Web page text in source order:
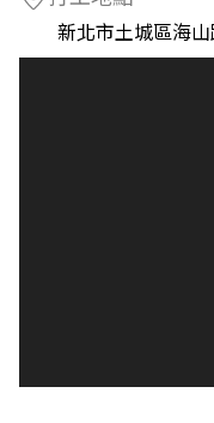
新北市土城區海